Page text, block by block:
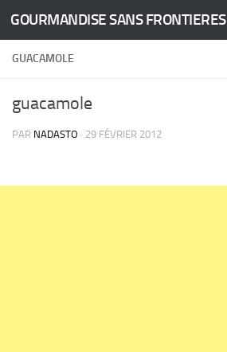
Skip to content
GOURMANDISE SANS FRONTIERES
GUACAMOLE
guacamole
PAR NADASTO · 29 FÉVRIER 2012